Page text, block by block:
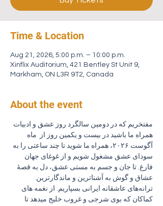
Time & Location
Aug 21, 2026, 5:00 p.m. – 10:00 p.m.
Xinflix Auditorium, 421 Bentley St Unit 9,
Markham, ON L3R 9T2, Canada
About the event
مفتخریم که در دومین سالگرد روز عشق و ادبیات
همراه ما باشید در بیست و یکمین روز از  ماه
آگوست ۲۰۲۶، همراه ما شوید تا چند ساعتی را به
سودای عشق مشغول شویم و از غوغای جهان
فارغ. تا جان و جسم به مستی عشق، دل به قصهٔ
عشاق و گوش به آشناترین و ماندگارترین
ترانه‌های عاشقانه ایرانی بسپاریم. از نغمه های
کماکان که بوی شرجی و غروب خلیج میدهد تا